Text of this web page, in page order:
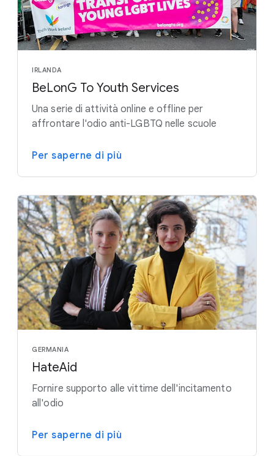
IRLANDA
BeLonG To Youth Services
Una serie di attività online e offline per
affrontare l'odio anti-LGBTQ nelle scuole
Per saperne di più
GERMANIA
HateAid
Fornire supporto alle vittime dell'incitamento
all'odio
Per saperne di più